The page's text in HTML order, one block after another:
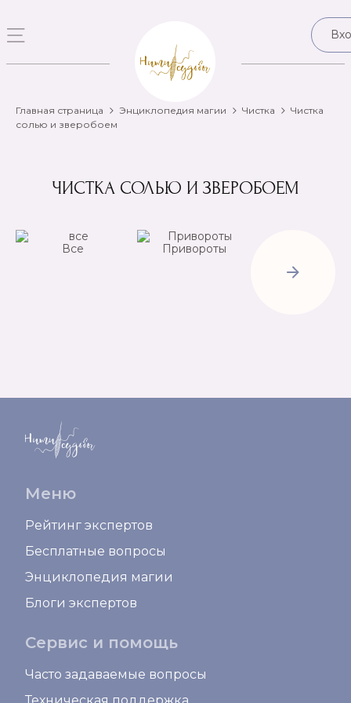
Главная страница Энциклопедия магии Чистка
‍Чистка
солью и зверобоем
‍ЧИСТКА СОЛЬЮ И ЗВЕРОБОЕМ
Все
Привороты
Рассорки
Меню
Рейтинг экспертов
Бесплатные вопросы
Энциклопедия магии
Блоги экспертов
Сервис и помощь
Часто задаваемые вопросы